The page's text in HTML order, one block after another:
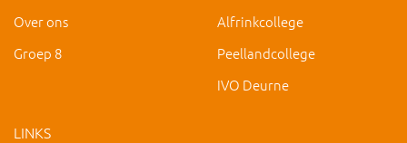
Over ons
Groep 8
Alfrinkcollege
Peellandcollege
IVO Deurne
LINKS